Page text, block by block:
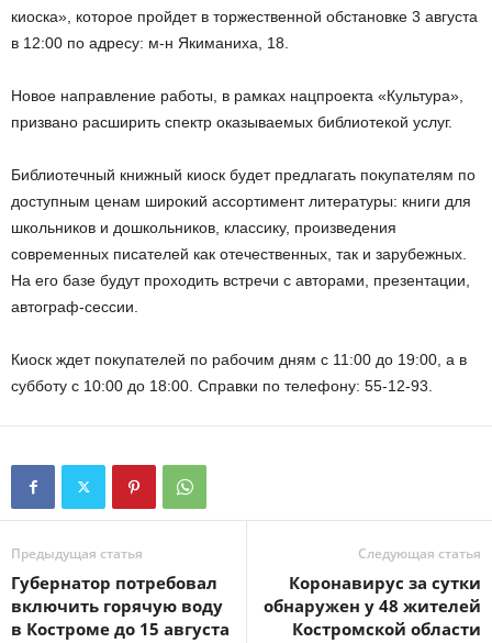
киоска», которое пройдет в торжественной обстановке 3 августа
в 12:00 по адресу: м-н Якиманиха, 18.
Новое направление работы, в рамках нацпроекта «Культура»,
призвано расширить спектр оказываемых библиотекой услуг.
Библиотечный книжный киоск будет предлагать покупателям по
доступным ценам широкий ассортимент литературы: книги для
школьников и дошкольников, классику, произведения
современных писателей как отечественных, так и зарубежных.
На его базе будут проходить встречи с авторами, презентации,
автограф-сессии.
Киоск ждет покупателей по рабочим дням с 11:00 до 19:00, а в
субботу с 10:00 до 18:00. Справки по телефону: 55-12-93.
Предыдущая статья
Губернатор потребовал
включить горячую воду
в Костроме до 15 августа
Следующая статья
Коронавирус за сутки
обнаружен у 48 жителей
Костромской области